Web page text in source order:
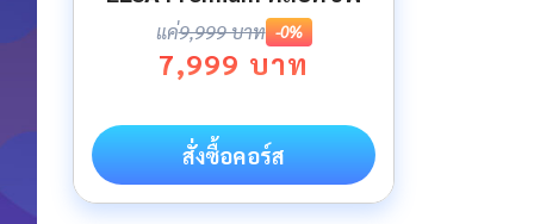
แค่9,999 บาท -0%
7,999 บาท
สั่งซื้อคอร์ส